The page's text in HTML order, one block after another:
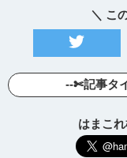
＼ こ
--✄記事タ
はまこ